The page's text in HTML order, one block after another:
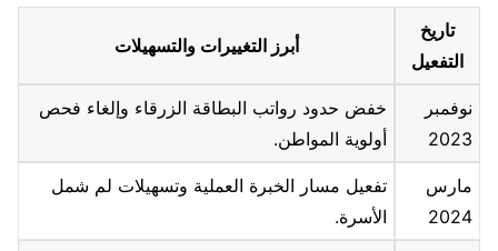
تاريخ
التفعيل
أبرز التغييرات والتسهيلات
نوفمبر
2023
خفض حدود رواتب البطاقة الزرقاء وإلغاء فحص
أولوية المواطن.
مارس
2024
تفعيل مسار الخبرة العملية وتسهيلات لم شمل
الأسرة.